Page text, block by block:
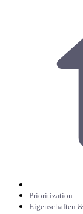
Prioritization
Eigenschaften